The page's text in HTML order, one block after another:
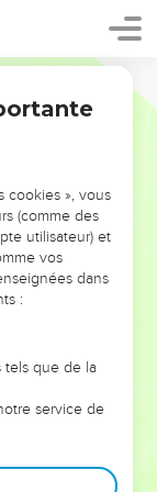
ÉVITER LES
les erreurs
même que ce
et responsables
leurs erreurs
cookies », vous
(comme des
utilisateur) et
vos
dans
:
tels que de la
service de